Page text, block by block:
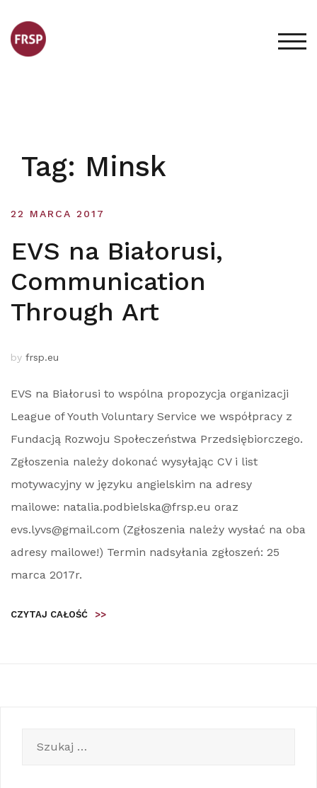
content
Tag: Minsk
22 MARCA 2017
EVS na Białorusi,
Communication
Through Art
by frsp.eu
EVS na Białorusi to wspólna propozycja organizacji
League of Youth Voluntary Service we współpracy z
Fundacją Rozwoju Społeczeństwa Przedsiębiorczego.
Zgłoszenia należy dokonać wysyłając CV i list
motywacyjny w języku angielskim na adresy
mailowe: natalia.podbielska@frsp.eu oraz
evs.lyvs@gmail.com (Zgłoszenia należy wysłać na oba
adresy mailowe!) Termin nadsyłania zgłoszeń: 25
marca 2017r.
CZYTAJ CAŁOŚĆ >>